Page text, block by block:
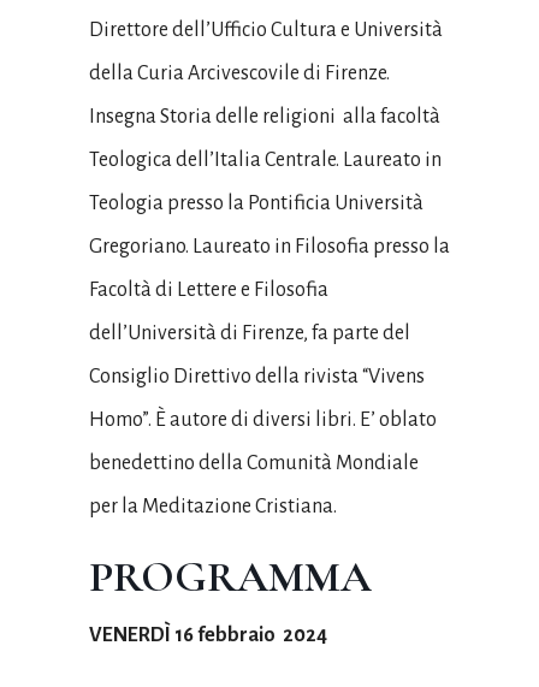
Direttore dell’Ufficio Cultura e Università
della Curia Arcivescovile di Firenze.
Insegna Storia delle religioni alla facoltà
Teologica dell’Italia Centrale. Laureato in
Teologia presso la Pontificia Università
Gregoriano. Laureato in Filosofia presso la
Facoltà di Lettere e Filosofia
dell’Università di Firenze, fa parte del
Consiglio Direttivo della rivista “Vivens
Homo”. È autore di diversi libri. E’ oblato
benedettino della Comunità Mondiale
per la Meditazione Cristiana.
PROGRAMMA
VENERDÌ 16 febbraio 2024